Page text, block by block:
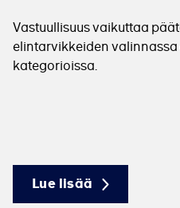
Vastuullisuus vaikuttaa
elintarvikkeiden
kategorioissa.
Lue lisää